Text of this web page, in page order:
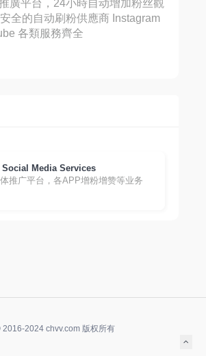
廣平台，24小時自动增加粉丝觀
全的自动刷粉供應商 Instagram
各類服務齊全
Social Media Services
推广平台，各APP增粉增赞等业务
2016-2024 chvv.com 版权所有